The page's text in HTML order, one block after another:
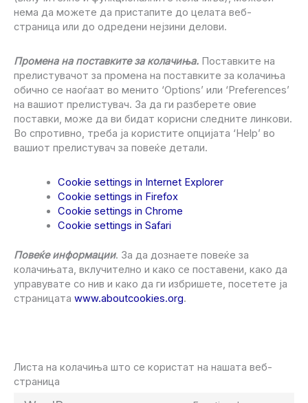
нема да можете да пристапите до целата веб-
страница или до одредени нејзини делови.
Промена на поставките за колачиња. Поставките на
прелистувачот за промена на поставките за колачиња
обично се наоѓаат во менито ‘Options’ или ‘Preferences’
на вашиот прелистувач. За да ги разберете овие
поставки, може да ви бидат корисни следните линкови.
Во спротивно, треба ја користите опцијата ‘Help’ во
вашиот прелистувач за повеќе детали.
Cookie settings in Internet Explorer
Cookie settings in Firefox
Cookie settings in Chrome
Cookie settings in Safari
Повеќе информации. За да дознаете повеќе за
колачињата, вклучително и како се поставени, како да
управувате со нив и како да ги избришете, посетете ја
страницата www.aboutcookies.org.
Листа на колачиња што се користат на нашата веб-
страница